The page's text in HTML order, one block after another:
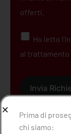
offerti.
Ho letto
al trattamento
Invia
Prima di
chi siamo: